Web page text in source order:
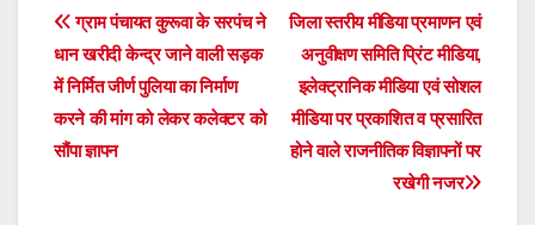
Post
navigation
जिला स्तरीय मीडिया प्रमाणन एवं
अनुवीक्षण समिति प्रिंट मीडिया,
इलेक्ट्रानिक मीडिया एवं सोशल
मीडिया पर प्रकाशित व प्रसारित
होने वाले राजनीतिक विज्ञापनों पर
रखेगी नजर
ग्राम पंचायत कुरूवा के सरपंच ने
धान खरीदी केन्द्र जाने वाली सड़क
में निर्मित जीर्ण पुलिया का निर्माण
करने की मांग को लेकर कलेक्टर को
सौंपा ज्ञापन